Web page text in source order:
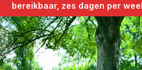
bereikbaar, zes dagen per